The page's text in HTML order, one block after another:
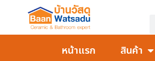
หน้าแรก สินค้า